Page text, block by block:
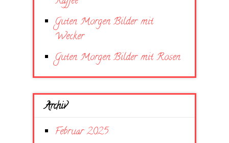
Guten Morgen Bilder mit
Wecker
Guten Morgen Bilder mit Rosen
Archiv
Februar 2025